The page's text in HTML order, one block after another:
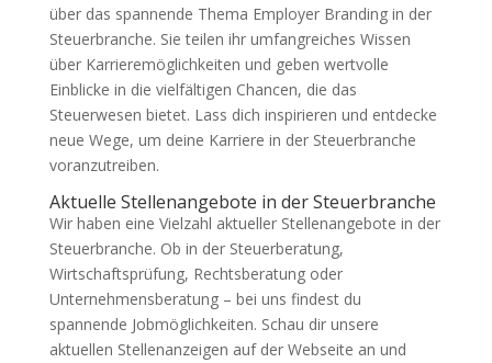
über das spannende Thema Employer Branding in der
Steuerbranche. Sie teilen ihr umfangreiches Wissen
über Karrieremöglichkeiten und geben wertvolle
Einblicke in die vielfältigen Chancen, die das
Steuerwesen bietet. Lass dich inspirieren und entdecke
neue Wege, um deine Karriere in der Steuerbranche
voranzutreiben.
Aktuelle Stellenangebote in der Steuerbranche
Wir haben eine Vielzahl aktueller Stellenangebote in der
Steuerbranche. Ob in der Steuerberatung,
Wirtschaftsprüfung, Rechtsberatung oder
Unternehmensberatung – bei uns findest du
spannende Jobmöglichkeiten. Schau dir unsere
aktuellen Stellenanzeigen auf der Webseite an und